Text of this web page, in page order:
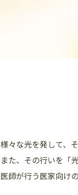
様々な光を発して、
また、その行いを「
医師が行う医家向け